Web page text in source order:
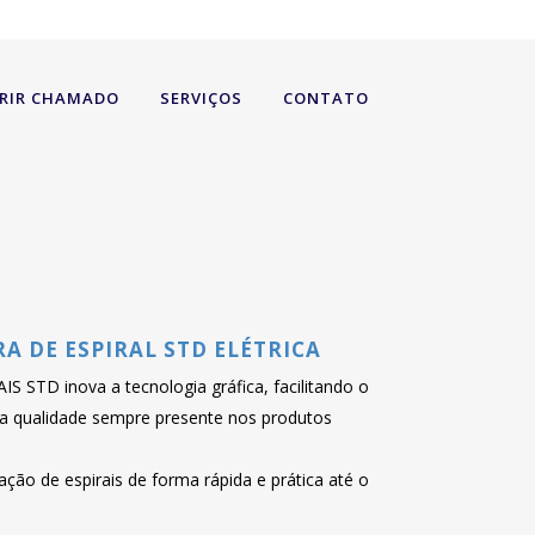
CHAMADO SERVIÇOS CONTATO
DE ESPIRAL STD ELÉTRICA
STD inova a tecnologia gráfica, facilitando o
qualidade sempre presente nos produtos
de espirais de forma rápida e prática até o